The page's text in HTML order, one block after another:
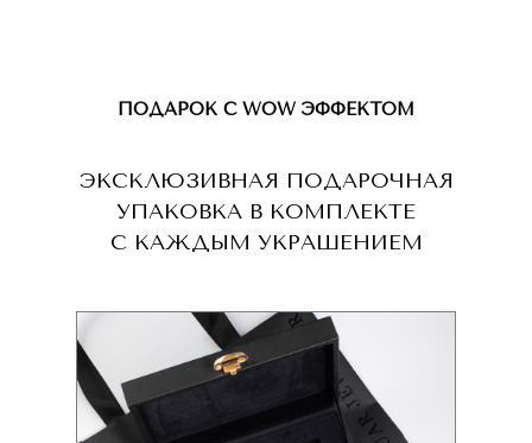
ЭКСКЛЮЗИВНАЯ ПОДАРОЧНАЯ
УПАКОВКА В КОМПЛЕКТЕ
С КАЖДЫМ УКРАШЕНИЕМ
ПОДАРОК С WOW ЭФФЕКТОМ